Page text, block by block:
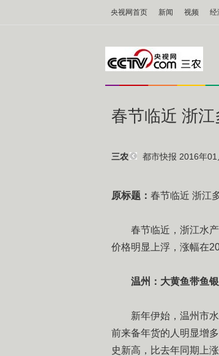
央视网首页 新闻 视频 经
春节临近 浙
三农 都市快报 2016年
原标题： 春节临近 浙江
春节临近，浙江水产
价格明显上浮，涨幅在
温州：大黄鱼带鱼
新年伊始，温州市水
前来备年货的人明显增
史新高，比去年同期上